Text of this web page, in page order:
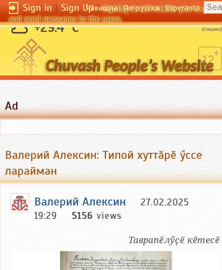
Sign in|Sign Up|Signing in will enable you to post
and send messages to the users.
Чӑвашла По-русски Esperanto
+29.4 °C Я знаю только то, что ничего не знаю.
(Сократ)
Ad
Валерий Алексин: Типой хуттӑрӗ ӳссе
ларайман
Валерий Алексин
27.02.2025
19:29
5156 views
Таврапӗлӳҫӗ кӗтесӗ